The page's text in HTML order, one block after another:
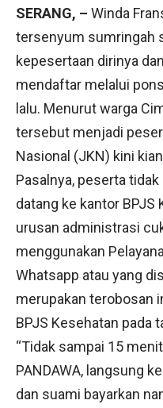
SERANG, – Winda
tersenyum sumringah
kepesertaan dirinya
mendaftar melalui
lalu. Menurut warga
tersebut menjadi
Nasional (JKN) kini
Pasalnya, peserta
datang ke kantor BPJS
urusan administrasi
menggunakan
Whatsapp atau yang
merupakan terobosan
BPJS Kesehatan pada
“Tidak sampai 15
PANDAWA, langsung
dan suami bayarkan